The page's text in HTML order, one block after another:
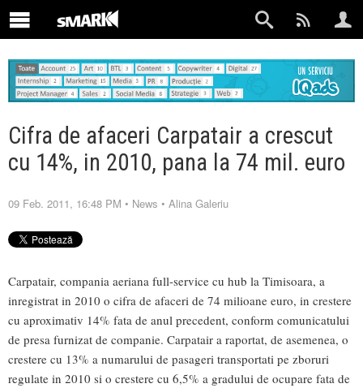
Cifra de afaceri Carpatair a crescut
cu 14%, in 2010, pana la 74 mil. euro
09 Feb. 2011, 16:48 PM • News • Alina Galeriu
Carpatair, compania aeriana full-service cu hub la Timisoara, a
inregistrat in 2010 o cifra de afaceri de 74 milioane euro, in crestere
cu aproximativ 14% fata de anul precedent, conform comunicatului
de presa furnizat de companie. Carpatair a raportat, de asemenea, o
crestere cu 13% a numarului de pasageri transportati pe zboruri
regulate in 2010 si o crestere cu 6,5% a gradului de ocupare fata de